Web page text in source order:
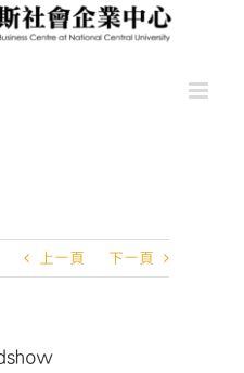
上一頁 下一頁